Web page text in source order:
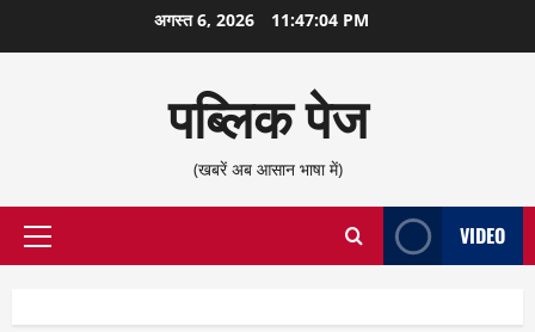
सामग्री
अगस्त 6, 2026 11:47:05 PM
पब्लिक पेज
(खबरें अब आसान भाषा में)
प्राथमिक
VIDEO